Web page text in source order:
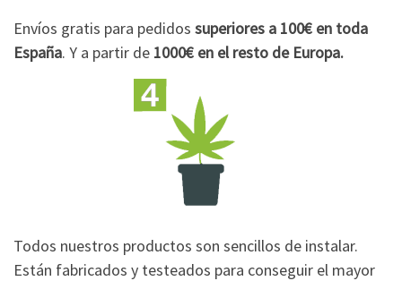
Envíos gratis para pedidos superiores a 100€ en toda
España. Y a partir de 1000€ en el resto de Europa.
Todos nuestros productos son sencillos de instalar.
Están fabricados y testeados para conseguir el mayor